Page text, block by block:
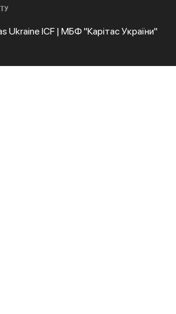
ICF | МБФ "Карітас України"